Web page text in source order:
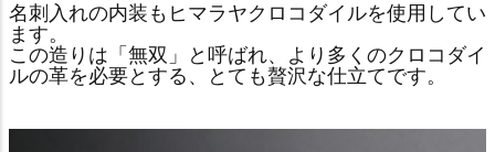
名刺入れの内装もヒマラヤクロコダイルを使用してい
ます。
この造りは「無双」と呼ばれ、より多くのクロコダイ
ルの革を必要とする、とても贅沢な仕立てです。